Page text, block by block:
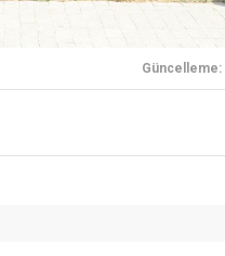
Güncelleme: